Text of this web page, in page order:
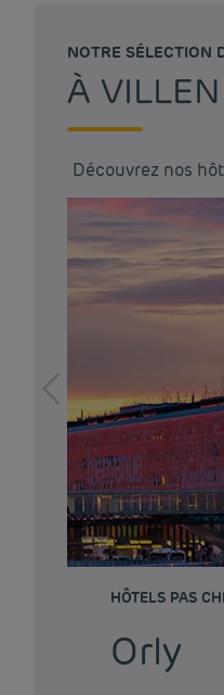
NOTRE SÉLECTION
À
Découvrez nos
HÔTELS PAS
Orly